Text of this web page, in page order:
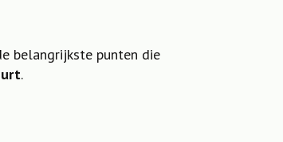
belangrijkste punten die
.